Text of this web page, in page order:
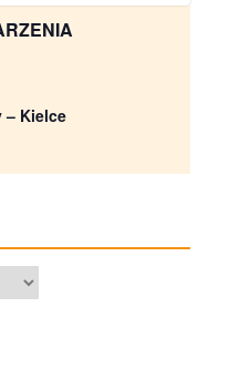
– Kielce